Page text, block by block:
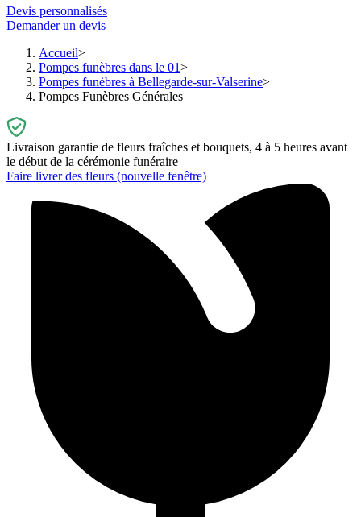
Devis personnalisés
Demander un devis
Accueil
Pompes funèbres dans le 01
Pompes funèbres à Bellegarde-sur-Valserine
Pompes Funèbres Générales
Livraison garantie de fleurs fraîches et bouquets, 4 à 5 heures avant
le début de la cérémonie funéraire
Faire livrer des fleurs (nouvelle fenêtre)